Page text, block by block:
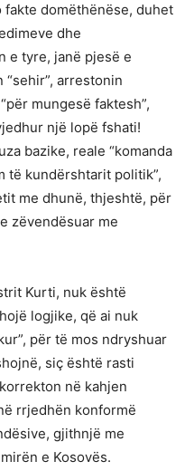
domëthënëse, duhet
dhe
e tyre, janë pjesë e
arrestonin
mungesë faktesh”,
një lopë fshati!
bazike, reale “komanda
të kundërshtarit politik”,
me dhunë, thjeshtë, për
zëvendësuar me
Kurti, nuk është
logjike, që ai nuk
për të mos ndryshuar
siç është rasti
në kahjen
rrjedhën konformë
gjithnjë me
e Kosovës.